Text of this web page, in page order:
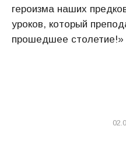
героизма наших
уроков, который
прошедшее столетие!»